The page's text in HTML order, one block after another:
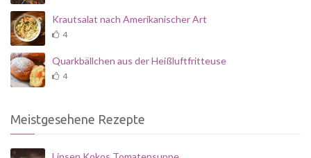
Krautsalat nach Amerikanischer Art
4
Quarkbällchen aus der Heißluftfritteuse
4
Meistgesehene Rezepte